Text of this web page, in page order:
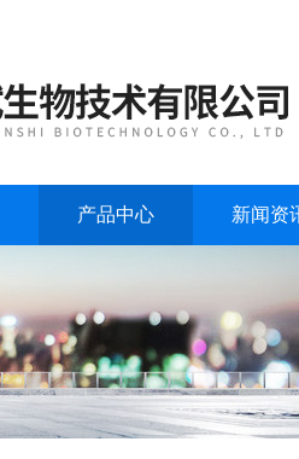
产品中心 新闻资